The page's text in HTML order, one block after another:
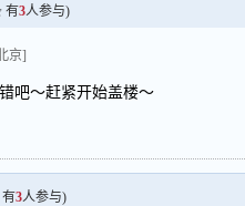
有3人参与)
京]
吧～赶紧开始盖楼～
有3人参与)